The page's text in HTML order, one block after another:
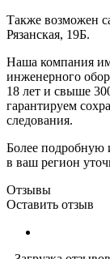
Также возможен
Рязанская, 19Б.
Наша компания
инженерного
18 лет и свыше
гарантируем
следования.
Более подробную
в ваш регион
Отзывы
Оставить отзыв